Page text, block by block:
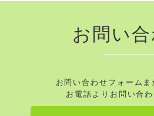
お問い
お問い合わせフォームま
お電話よりお問い合